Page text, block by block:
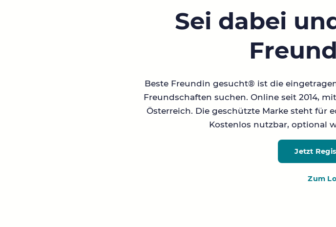
Sei dabei
Beste Freundin gesucht® ist die
Freundschaften suchen. Online seit 2014,
Österreich. Die geschützte Marke steht für
Kostenlos nutzbar, optional
Jetzt
Zum